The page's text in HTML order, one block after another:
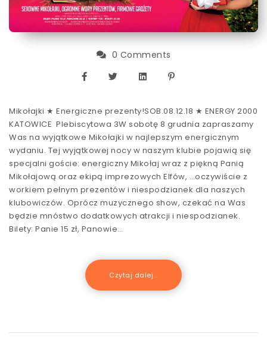
0 Comments
Mikołajki ★ Energiczne prezenty!SOB.08.12.18 ★ ENERGY 2000
KATOWICE Plebiscytowa 3W sobotę 8 grudnia zapraszamy
Was na wyjątkowe Mikołajki w najlepszym energicznym
wydaniu. Tej wyjątkowej nocy w naszym klubie pojawią się
specjalni goście: energiczny Mikołaj wraz z piękną Panią
Mikołajową oraz ekipą imprezowych Elfów, …oczywiście z
workiem pełnym prezentów i niespodzianek dla naszych
klubowiczów. Oprócz muzycznego show, czekać na Was
będzie mnóstwo dodatkowych atrakcji i niespodzianek.
Bilety: Panie 15 zł, Panowie…
Czytaj dalej...